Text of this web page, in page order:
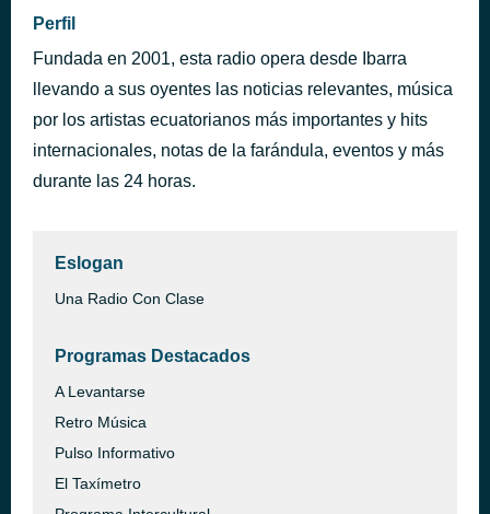
Perfil
Fundada en 2001, esta radio opera desde Ibarra
llevando a sus oyentes las noticias relevantes, música
por los artistas ecuatorianos más importantes y hits
internacionales, notas de la farándula, eventos y más
durante las 24 horas.
Eslogan
Una Radio Con Clase
Programas Destacados
A Levantarse
Retro Música
Pulso Informativo
El Taxímetro